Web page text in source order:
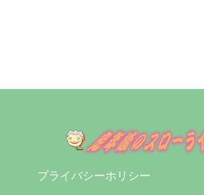
プライバシーホリシー